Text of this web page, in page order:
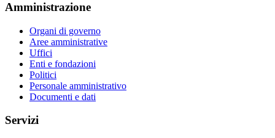
Amministrazione
Organi di governo
Aree amministrative
Uffici
Enti e fondazioni
Politici
Personale amministrativo
Documenti e dati
Servizi